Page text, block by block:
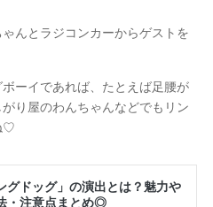
んとラジコンカーからゲストを
ーイであれば、たとえば足腰が
り屋のわんちゃんなどでもリン
♡